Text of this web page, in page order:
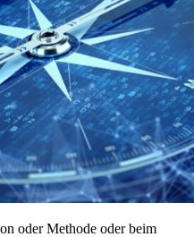
oder Methode oder beim